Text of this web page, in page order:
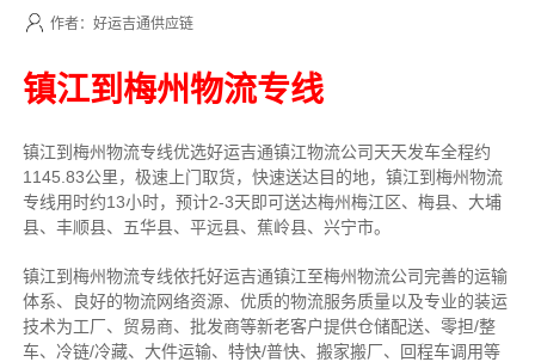
作者：好运吉通供应链
镇江到梅州物流专线
镇江到梅州物流专线优选好运吉通镇江物流公司天天发车全程约
1145.83公里， 极速上门取货，快速送达目的地，镇江到梅州物流
专线用时约13小时，预计2-3天即可送达梅州梅江区、梅县、大埔
县、丰顺县、五华县、平远县、蕉岭县、兴宁市。
镇江到梅州物流专线依托好运吉通镇江至梅州物流公司完善的运输
体系、良好的物流网络资源、优质的物流服务质量以及专业的装运
技术为工厂、贸易商、批发商等新老客户提供仓储配送、零担/整
车、冷链/冷藏、大件运输、特快/普快、搬家搬厂、回程车调用等